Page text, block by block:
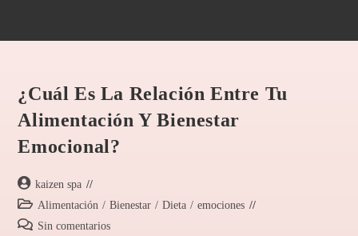
¿Cuál Es La Relación Entre Tu
Alimentación Y Bienestar
Emocional?
kaizen spa
Alimentación / Bienestar / Dieta / emociones
Sin comentarios